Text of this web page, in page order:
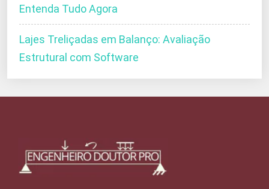
Entenda Tudo Agora
Lajes Treliçadas em Balanço: Avaliação
Estrutural com Software